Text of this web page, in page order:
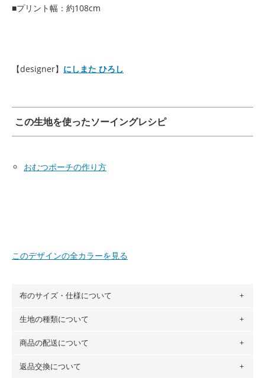
■プリント幅：約108cm
【designer】 にしまた ひろし
この生地を使ったソーイングレシピ
おむつポーチの作り方
このデザインの全カラーを見る
布のサイズ・仕様について
布の長さは50cm単位での販売になります。
場合 → 購入数量「7」
生地の種類について
・現在、すべてのデザインのプリントに使用している生地は
ットン（ダブルガーゼ）・100％コットン（ローン）・コッ
商品の配送について
・ネコポスでの配送は、布は2mまで型紙は2個までとなりま
返品交換について